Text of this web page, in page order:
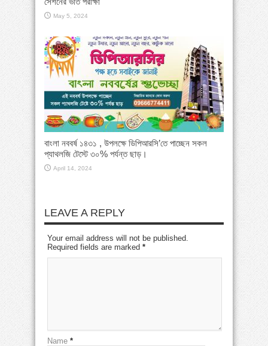
May 5, 2024
বাংলা নববর্ষ ১৪৩১ , উপলক্ষে ডিপিআরসি’তে পাচ্ছেন সকল
প্যাথলজি টেস্টে ৩০% পর্যন্ত ছাড়।
April 14, 2024
LEAVE A REPLY
Your email address will not be published.
Required fields are marked *
Name *